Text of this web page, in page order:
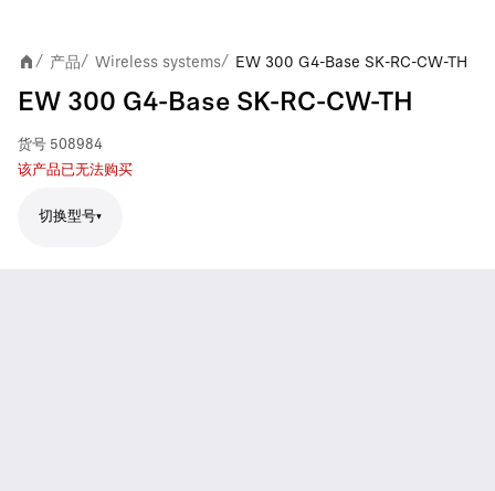
/ 产品/ Wireless systems/ EW 300 G4-Base SK-RC-CW-TH
EW 300 G4-Base SK-RC-CW-TH
货号 508984
该产品已无法购买
切换型号